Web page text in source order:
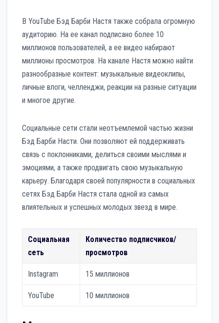
В YouTube Бэд Барби Настя также собрала огромную
аудиторию. На ее канал подписано более 10
миллионов пользователей, а ее видео набирают
миллионы просмотров. На канале Настя можно найти
разнообразные контент: музыкальные видеоклипы,
личные влоги, челленджи, реакции на разные ситуации
и многое другие.
Социальные сети стали неотъемлемой частью жизни
Бэд Барби Насти. Они позволяют ей поддерживать
связь с поклонниками, делиться своими мыслями и
эмоциями, а также продвигать свою музыкальную
карьеру. Благодаря своей популярности в социальных
сетях Бэд Барби Настя стала одной из самых
влиятельных и успешных молодых звезд в мире.
Социальная
сеть
Количество подписчиков/
просмотров
Instagram 15 миллионов
YouTube 10 миллионов